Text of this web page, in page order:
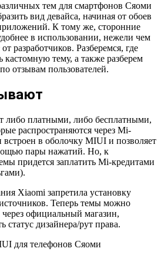
тем для смартфонов Сяоми
вид девайса, начиная от обоев
К тому же, сторонние
в использовании, нежели чем
разработчиков. Разберемся, где
кастомную тему, а также разберем
отзывам пользователей.
либо платными, либо бесплатными,
распространяются через Mi-
в оболочку MIUI и позволяет
пары нажатий. Но, к
придется заплатить Mi-кредитами
Xiaomi запретила установку
Теперь темы можно
через официальный магазин,
статус дизайнера/рут права.
для телефонов Сяоми